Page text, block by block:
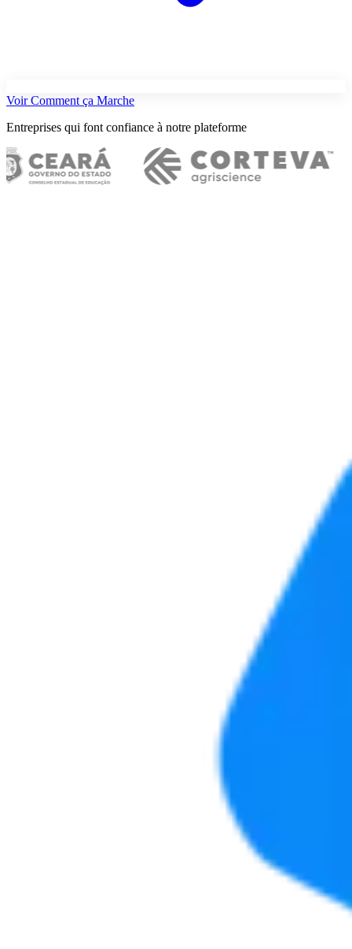
Voir Comment ça Marche
Entreprises qui font confiance à notre plateforme